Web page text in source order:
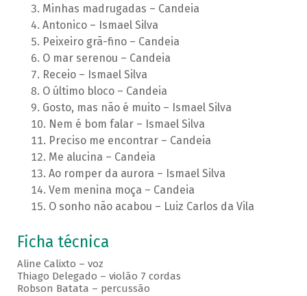
Minhas madrugadas – Candeia
Antonico – Ismael Silva
Peixeiro grã-fino – Candeia
O mar serenou – Candeia
Receio – Ismael Silva
O último bloco – Candeia
Gosto, mas não é muito – Ismael Silva
Nem é bom falar – Ismael Silva
Preciso me encontrar – Candeia
Me alucina – Candeia
Ao romper da aurora – Ismael Silva
Vem menina moça – Candeia
O sonho não acabou – Luiz Carlos da Vila
Ficha técnica
Aline Calixto – voz
Thiago Delegado – violão 7 cordas
Robson Batata – percussão